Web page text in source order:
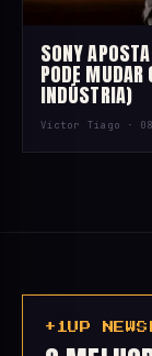
SONY
PODE
INDÚSTRIA)
Victor Tiago ·
+1UP